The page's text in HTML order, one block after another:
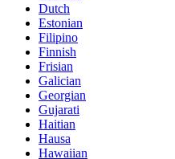
Dutch
Estonian
Filipino
Finnish
Frisian
Galician
Georgian
Gujarati
Haitian
Hausa
Hawaiian